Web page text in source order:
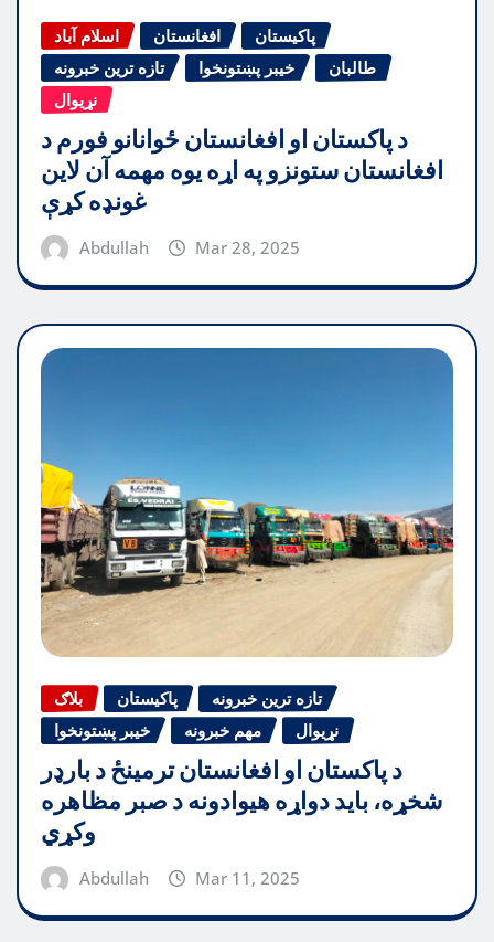
اسلام آباد افغانستان
پاکیستان
تازه ترین خبرونه
خیبر پښتونخوا
طالبان
نړیوال
د پاکستان او افغانستان ځوانانو فورم د
افغانستان ستونزو په اړه یوه مهمه آن لاین
غونډه کړې
Abdullah Mar 28, 2025
بلاګ پاکیستان
تازه ترین خبرونه
خیبر پښتونخوا
مهم خبرونه نړیوال
د پاکستان او افغانستان ترمینځ د بارډر
شخړه، باید دواړه هیوادونه د صبر مظاهره
وکړي
Abdullah Mar 11, 2025